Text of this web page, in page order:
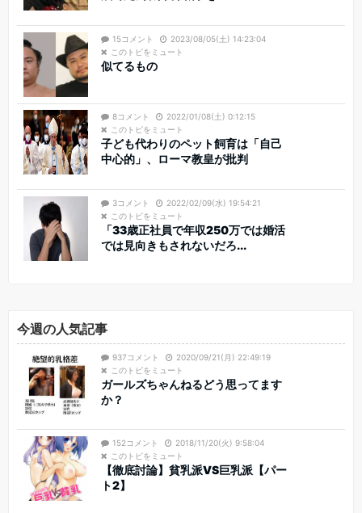
15コメント
2023/08/05(土) 14:23:04
このトピをミュート
似てるもの
8コメント
2022/01/08(土) 0:12:15
このトピをミュート
子ども代わりのペット飼育は「自己
中心的」、ローマ教皇が批判
3コメント
2022/02/09(水) 19:54:21
このトピをミュート
「33歳正社員で年収250万では婚活
では見向きもされないだろ...
今週の人気記事
937コメント
2020/09/21(月) 22:49:19
このトピをミュート
ガールズちゃんねるどう思ってます
か？
152コメント
2018/11/20(火) 9:58:04
このトピをミュート
【徹底討論】貧乳派VS巨乳派【パー
ト2】